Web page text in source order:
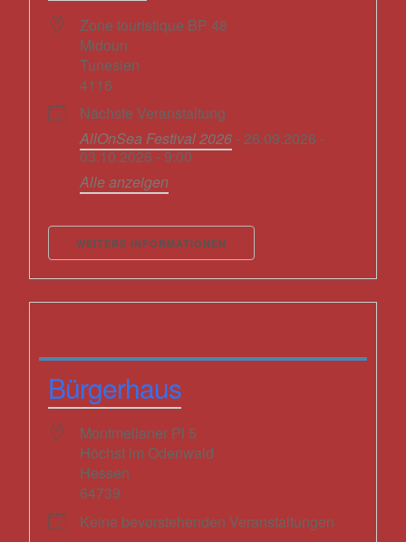
Zone touristique BP 48
Midoun
Tunesien
4116
Nächste Veranstaltung
AllOnSea Festival 2026 - 26.09.2026 -
03.10.2026 - 9:00
Alle anzeigen
WEITERE INFORMATIONEN
Bürgerhaus
Montmelianer Pl 5
Höchst im Odenwald
Hessen
64739
Keine bevorstehenden Veranstaltungen